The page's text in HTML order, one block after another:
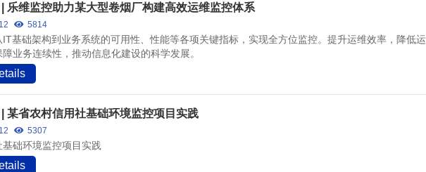
乐维监控助力某大型卷烟厂构建高效运维监控体系
5814
IT基础架构到业务系统的可用性、性能等各项关键指标，实现全方位监控。提升运维效率，降低运
业务连续性，推动信息化建设的科学发展。
某省农村信用社基础环境监控项目实践
5307
基础环境监控项目实践